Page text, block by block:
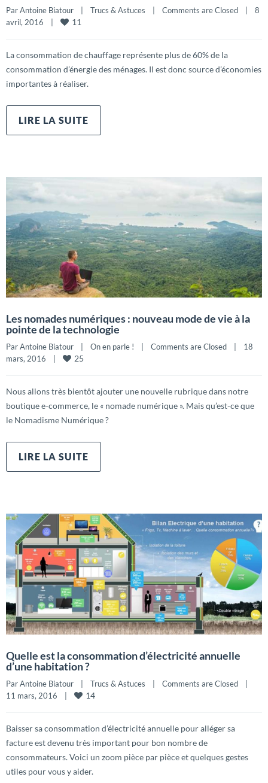
Par Antoine Biatour | Trucs & Astuces | Comments are Closed |
8
avril, 2016 | 11
La consommation de chauffage représente plus de 60% de la
consommation d’énergie des ménages. Il est donc source d’économies
importantes à réaliser.
LIRE LA SUITE
Les nomades numériques : nouveau mode de vie à la
pointe de la technologie
Par Antoine Biatour On en parle ! Comments are Closed
18
mars, 2016
25
Nous allons très bientôt ajouter une nouvelle rubrique dans notre
boutique e-commerce, le « nomade numérique ». Mais qu’est-ce que
le Nomadisme Numérique ?
LIRE LA SUITE
Quelle est la consommation d’électricité annuelle
d’une habitation ?
Par Antoine Biatour Trucs & Astuces Comments are Closed
11 mars, 2016
14
Baisser sa consommation d’électricité annuelle pour alléger sa
facture est devenu très important pour bon nombre de
consommateurs. Voici un zoom pièce par pièce et quelques gestes
utiles pour vous y aider.